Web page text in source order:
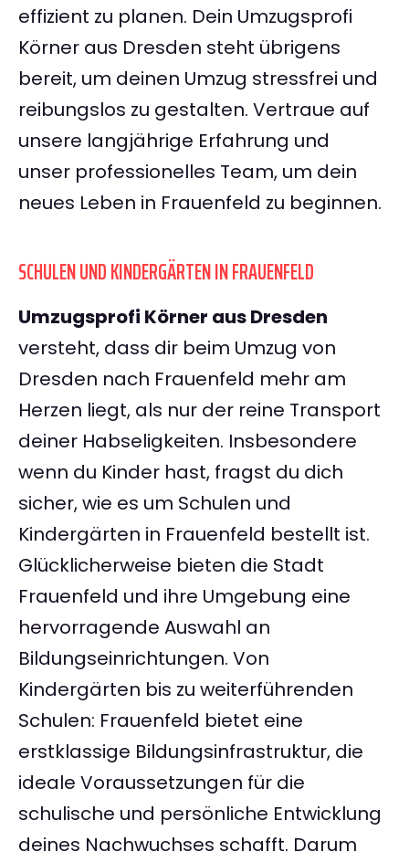
effizient zu planen. Dein Umzugsprofi
Körner aus Dresden steht übrigens
bereit, um deinen Umzug stressfrei und
reibungslos zu gestalten. Vertraue auf
unsere langjährige Erfahrung und
unser professionelles Team, um dein
neues Leben in Frauenfeld zu beginnen.
SCHULEN UND KINDERGÄRTEN IN FRAUENFELD
Umzugsprofi Körner aus Dresden
versteht, dass dir beim Umzug von
Dresden nach Frauenfeld mehr am
Herzen liegt, als nur der reine Transport
deiner Habseligkeiten. Insbesondere
wenn du Kinder hast, fragst du dich
sicher, wie es um Schulen und
Kindergärten in Frauenfeld bestellt ist.
Glücklicherweise bieten die Stadt
Frauenfeld und ihre Umgebung eine
hervorragende Auswahl an
Bildungseinrichtungen. Von
Kindergärten bis zu weiterführenden
Schulen: Frauenfeld bietet eine
erstklassige Bildungsinfrastruktur, die
ideale Voraussetzungen für die
schulische und persönliche Entwicklung
deines Nachwuchses schafft. Darum